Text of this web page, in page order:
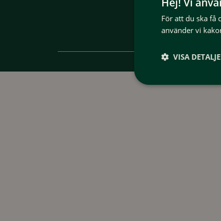
För att du ska få
använder vi
VISA